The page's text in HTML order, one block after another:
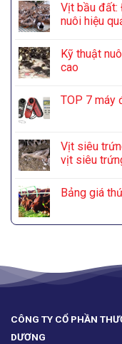
Vịt bầu đất:
nuôi hiệu
Kỹ thuật
cao
TOP 7 máy
Vịt siêu
vịt siêu
Bảng giá
CÔNG TY CỔ PHẦN
DƯƠNG